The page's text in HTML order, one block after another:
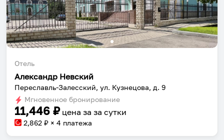
Отель
Александр Невский
Переславль-Залесский, ул. Кузнецова, д. 9
Мгновенное бронирование
11,446 ₽ цена за за сутки
2,862 ₽ × 4 платежа